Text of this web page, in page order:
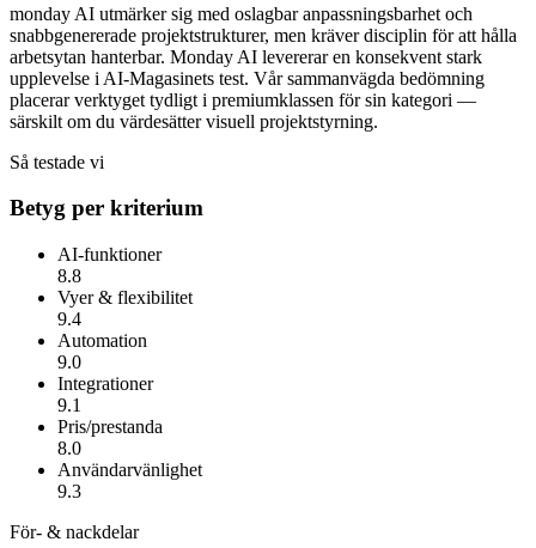
monday AI utmärker sig med oslagbar anpassningsbarhet och
snabbgenererade projektstrukturer, men kräver disciplin för att hålla
arbetsytan hanterbar. Monday AI levererar en konsekvent stark
upplevelse i AI-Magasinets test. Vår sammanvägda bedömning
placerar verktyget tydligt i premiumklassen för sin kategori —
särskilt om du värdesättervisuell projektstyrning.
Så testade vi
Betyg per kriterium
AI-funktioner
8.8
Vyer & flexibilitet
9.4
Automation
9.0
Integrationer
9.1
Pris/prestanda
8.0
Användarvänlighet
9.3
För- & nackdelar